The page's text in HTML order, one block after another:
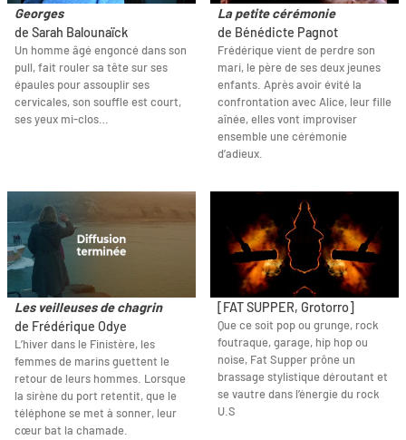
Georges
de Sarah Balounaïck
Un homme âgé engoncé dans son
pull, fait rouler sa tête sur ses
épaules pour assouplir ses
cervicales, son souffle est court,
ses yeux mi-clos…
La petite cérémonie
de Bénédicte Pagnot
Frédérique vient de perdre son
mari, le père de ses deux jeunes
enfants. Après avoir évité la
confrontation avec Alice, leur fille
aînée, elles vont improviser
ensemble une cérémonie
d’adieux.
Les veilleuses de chagrin
de Frédérique Odye
L’hiver dans le Finistère, les
femmes de marins guettent le
retour de leurs hommes. Lorsque
la sirène du port retentit, que le
téléphone se met à sonner, leur
cœur bat la chamade.
[FAT SUPPER, Grotorro]
Que ce soit pop ou grunge, rock
foutraque, garage, hip hop ou
noise, Fat Supper prône un
brassage stylistique déroutant et
se vautre dans l’énergie du rock
U.S